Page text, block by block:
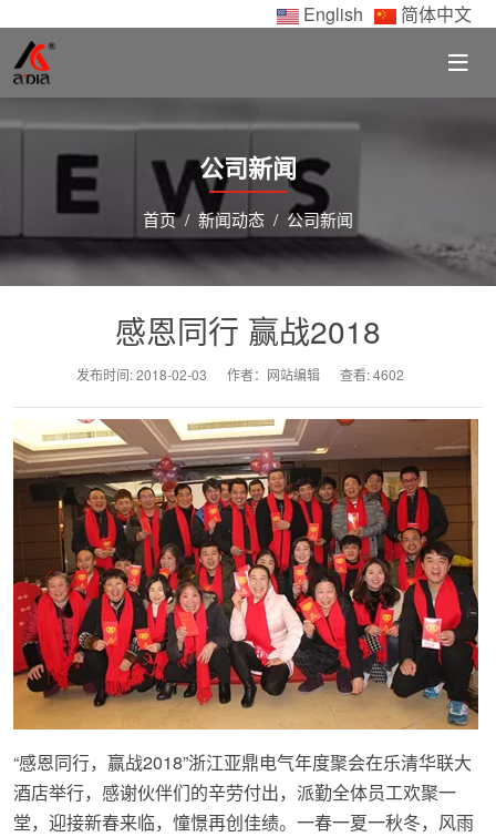
English 简体中文
公司新闻
首页 新闻动态 公司新闻
感恩同行 赢战2018
发布时间:2018-02-03 作者：网站编辑 查看: 4602
“感恩同行，赢战2018”浙江亚鼎电气年度聚会在乐清华联大
酒店举行，感谢伙伴们的辛劳付出，派勤全体员工欢聚一
堂，迎接新春来临，憧憬再创佳绩。一春一夏一秋冬，风雨